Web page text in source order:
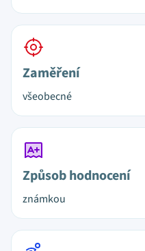
Zaměření
všeobecné
Způsob hodnocení
známkou